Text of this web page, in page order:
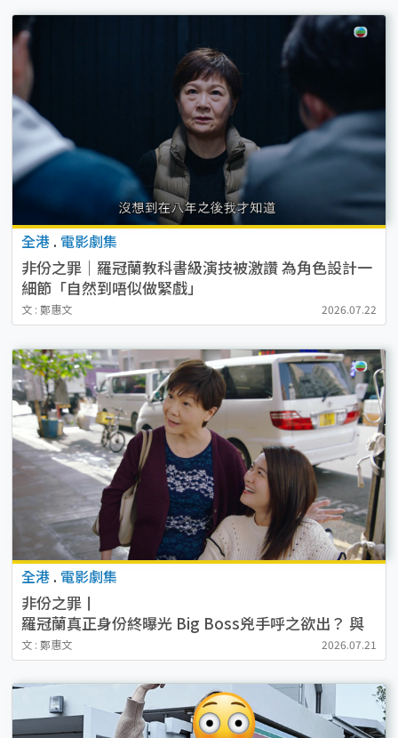
全港 . 電影劇集
非份之罪｜羅冠蘭教科書級演技被激讚 為角色設計一
細節「自然到唔似做緊戲」
文 : 鄭惠文 2026.07.22
全港 . 電影劇集
非份之罪丨
羅冠蘭真正身份終曝光 Big Boss兇手呼之欲出？ 與
江嘉敏真正關係揭盅
文 : 鄭惠文 2026.07.21